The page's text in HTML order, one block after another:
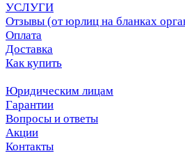
УСЛУГИ
Отзывы (от юрлиц на бланках
Оплата
Доставка
Как купить
Юридическим лицам
Гарантии
Вопросы и ответы
Акции
Контакты